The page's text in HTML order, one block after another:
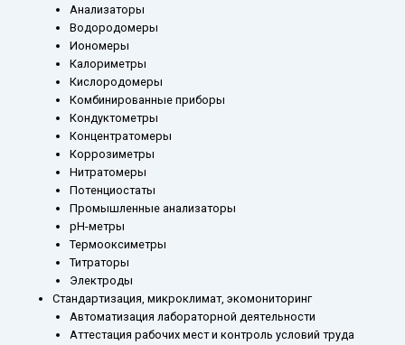
Анализаторы
Водородомеры
Иономеры
Калориметры
Кислородомеры
Комбинированные приборы
Кондуктометры
Концентратомеры
Коррозиметры
Нитратомеры
Потенциостаты
Промышленные анализаторы
рН-метры
Термооксиметры
Титраторы
Электроды
Стандартизация, микроклимат, экомониторинг
Автоматизация лабораторной деятельности
Аттестация рабочих мест и контроль условий труда